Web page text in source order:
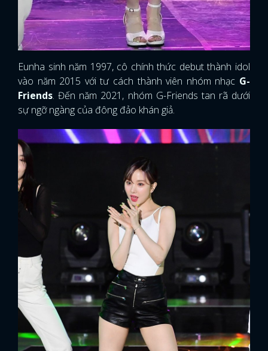
Eunha sinh năm 1997, cô chính thức debut thành idol
vào năm 2015 với tư cách thành viên nhóm nhạc G-
Friends. Đến năm 2021, nhóm G-Friends tan rã dưới
sự ngỡ ngàng của đông đảo khán giả.